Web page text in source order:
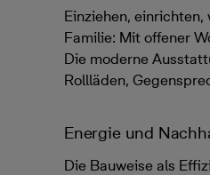
Einziehen,
Familie: Mit offener
Die moderne
Rollläden,
Energie und
Die Bauweise als